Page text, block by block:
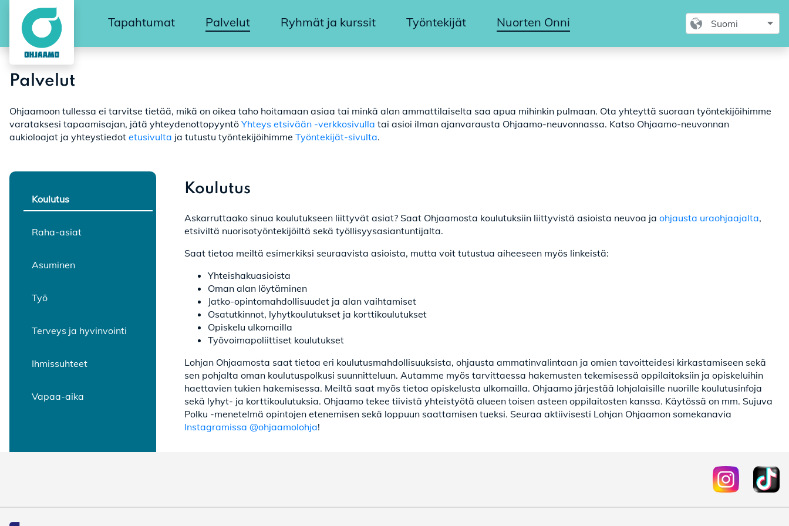
Tapahtumat Palvelut Ryhmät ja kurssit Työntekijät Nuorten Onni
Palvelut
Ohjaamoon tullessa ei tarvitse tietää, mikä on oikea taho hoitamaan asiaa tai minkä alan ammattilaiselta saa apua mihinkin pulmaan. Ota yhteyttä suoraan työntekijöihimme
varataksesi tapaamisajan, jätä yhteydenottopyyntö Yhteys etsivään -verkkosivulla tai asioi ilman ajanvarausta Ohjaamo-neuvonnassa. Katso Ohjaamo-neuvonnan
aukioloajat ja yhteystiedot etusivulta ja tutustu työntekijöihimme Työntekijät-sivulta.
Koulutus
Raha-asiat
Asuminen
Työ
Terveys ja hyvinvointi
Ihmissuhteet
Vapaa-aika
Koulutus
Askarruttaako sinua koulutukseen liittyvät asiat? Saat Ohjaamosta koulutuksiin liittyvistä asioista neuvoa ja ohjausta uraohjaajalta,
etsiviltä nuorisotyöntekijöiltä sekä työllisyysasiantuntijalta.
Saat tietoa meiltä esimerkiksi seuraavista asioista, mutta voit tutustua aiheeseen myös linkeistä:
Yhteishakuasioista
Oman alan löytäminen
Jatko-opintomahdollisuudet ja alan vaihtamiset
Osatutkinnot, lyhytkoulutukset ja korttikoulutukset
Opiskelu ulkomailla
Työvoimapoliittiset koulutukset
Lohjan Ohjaamosta saat tietoa eri koulutusmahdollisuuksista, ohjausta ammatinvalintaan ja omien tavoitteidesi kirkastamiseen sekä
sen pohjalta oman koulutuspolkusi suunnitteluun. Autamme myös tarvittaessa hakemusten tekemisessä oppilaitoksiin ja opiskeluihin
haettavien tukien hakemisessa. Meiltä saat myös tietoa opiskelusta ulkomailla. Ohjaamo järjestää lohjalaisille nuorille koulutusinfoja
sekä lyhyt- ja korttikoulutuksia. Ohjaamo tekee tiivistä yhteistyötä alueen toisen asteen oppilaitosten kanssa. Käytössä on mm. Sujuva
Polku -menetelmä opintojen etenemisen sekä loppuun saattamisen tueksi. Seuraa aktiivisesti Lohjan Ohjaamon somekanavia
Instagramissa @ohjaamolohja!